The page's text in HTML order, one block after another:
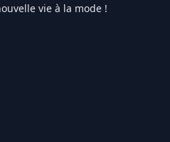
vie à la mode !